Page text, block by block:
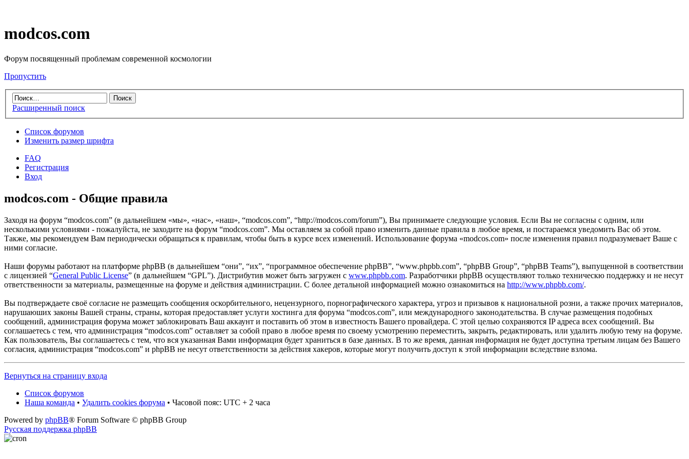
modcos.com
Форум посвященный проблемам современной космологии
Пропустить
Расширенный поиск
Список форумов
Изменить размер шрифта
FAQ
Регистрация
Вход
modcos.com - Общие правила
Заходя на форум “modcos.com” (в дальнейшем «мы», «нас», «наш», “modcos.com”, “http://modcos.com/forum”), Вы принимаете следующие условия. Если Вы не согласны с одним, или
несколькими условиями - пожалуйста, не заходите на форум “modcos.com”. Мы оставляем за собой право изменить данные правила в любое время, и постараемся уведомить Вас об этом.
Также, мы рекомендуем Вам периодически обращаться к правилам, чтобы быть в курсе всех изменений. Использование форума «modcos.com» после изменения правил подразумевает Ваше с
ними согласие.
Наши форумы работают на платформе phpBB (в дальнейшем “они”, “их”, “программное обеспечение phpBB”, “www.phpbb.com”, “phpBB Group”, “phpBB Teams”), выпущенной в соответствии
с лицензией “General Public License” (в дальнейшем “GPL”). Дистрибутив может быть загружен с www.phpbb.com. Разработчики phpBB осуществляют только техническю поддержку и не несут
ответственности за материалы, размещенные на форуме и действия администрации. С более детальной информацией можно ознакомиться на http://www.phpbb.com/.
Вы подтверждаете своё согласие не размещать сообщения оскорбительного, нецензурного, порнографического характера, угроз и призывов к национальной розни, а также прочих материалов,
нарушаюших законы Вашей страны, страны, которая предоставляет услуги хостинга для форума “modcos.com”, или международного законодательства. В случае размещения подобных
сообщений, администрация форума может заблокировать Ваш аккаунт и поставить об этом в известность Вашего провайдера. С этой целью сохраняются IP адреса всех сообщений. Вы
соглашаетесь с тем, что администрация “modcos.com” оставляет за собой право в любое время по своему усмотрению переместить, закрыть, редактировать, или удалить любую тему на форуме.
Как пользователь, Вы соглашаетесь с тем, что вся указанная Вами информация будет храниться в базе данных. В то же время, данная информация не будет доступна третьим лицам без Вашего
согласия, администрация “modcos.com” и phpBB не несут ответственности за действия хакеров, которые могут получить доступ к этой информации вследствие взлома.
Вернуться на страницу входа
Список форумов
Наша команда • Удалить cookies форума • Часовой пояс: UTC + 2 часа
Powered by phpBB® Forum Software © phpBB Group
Русская поддержка phpBB